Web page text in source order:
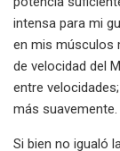
intensa para mi
en mis músculos
de velocidad del
entre
más suavemente.
Si bien no igualó